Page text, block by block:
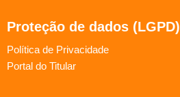
Proteção de dados (LGPD)
Política de Privacidade
Portal do Titular